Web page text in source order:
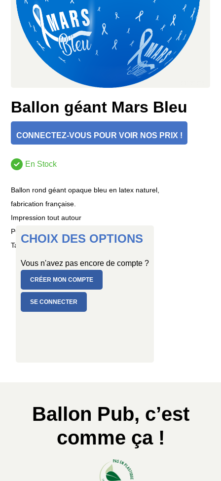
Ballon géant Mars Bleu
CONNECTEZ-VOUS POUR VOIR NOS PRIX !
En Stock
Ballon rond géant opaque bleu en latex naturel,
fabrication française.
Impression tout autour
PC de 1 ballon
Taille : Ø 80/100 cm
CHOIX DES OPTIONS
Vous n'avez pas encore de compte ?
CRÉER MON COMPTE
SE CONNECTER
Ballon Pub, c’est
comme ça !